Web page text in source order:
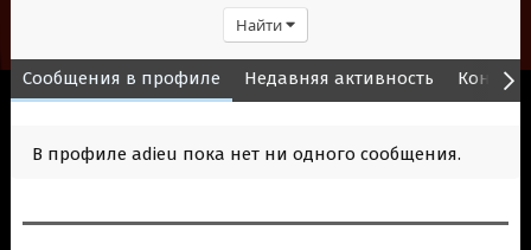
Найти
Сообщения в профиле Недавняя активность Контент
В профиле adieu пока нет ни одного сообщения.